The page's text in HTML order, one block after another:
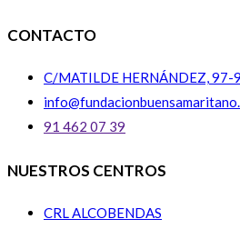
CONTACTO
C/MATILDE HERNÁNDEZ,
91 462 07 39
NUESTROS CENTROS
CRL ALCOBENDAS